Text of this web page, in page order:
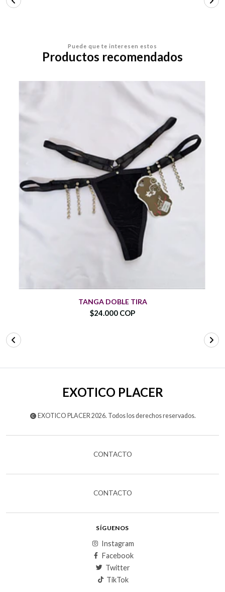
Puede que te interesen estos
Productos recomendados
TANGA DOBLE TIRA
$24.000 COP
EXOTICO PLACER
EXOTICO PLACER 2026. Todos los derechos reservados.
CONTACTO
CONTACTO
SÍGUENOS
Instagram
Facebook
Twitter
TikTok